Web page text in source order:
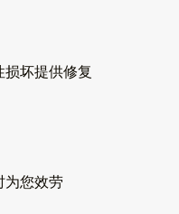
坏提供修复
为您效劳